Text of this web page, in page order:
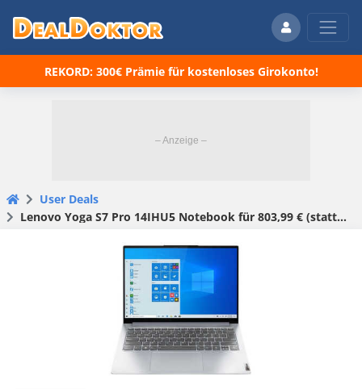
REKORD: 300€ Prämie für kostenloses Girokonto!
User Deals
Lenovo Yoga S7 Pro 14IHU5 Notebook für 803,99 € (statt 949,99 €)